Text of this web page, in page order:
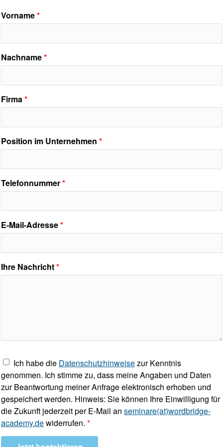
Vorname
Nachname
Firma
Position im Unternehmen
Telefonnummer
E-Mail-Adresse
Ihre Nachricht
Ich habe die Datenschutzhinweisezur Kenntnis
genommen. Ich stimme zu, dass meine Angaben und Daten
zur Beantwortung meiner Anfrage elektronisch erhoben und
gespeichert werden. Hinweis: Sie können Ihre Einwilligung für
die Zukunft jederzeit per E-Mail an seminare(at)wordbridge-
academy.dewiderrufen.